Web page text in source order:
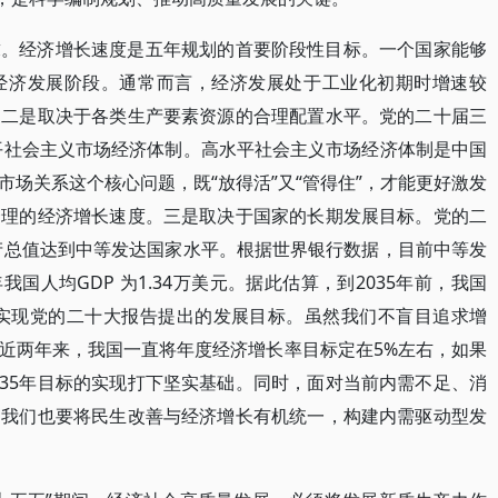
经济增长速度是五年规划的首要阶段性目标。一个国家能够
发展阶段。通常而言，经济发展处于工业化初期时增速较
是取决于各类生产要素资源的合理配置水平。党的二十届三
会主义市场经济体制。高水平社会主义市场经济体制是中国
关系这个核心问题，既“放得活”又“管得住”，才能更好激发
的经济增长速度。三是取决于国家的长期发展目标。党的二
值达到中等发达国家水平。根据世界银行数据，目前中等发
国人均GDP 为1.34万美元。据此估算，到2035年前，我国
现党的二十大报告提出的发展目标。虽然我们不盲目追求增
两年来，我国一直将年度经济增长率目标定在5%左右，如果
年目标的实现打下坚实基础。同时，面对当前内需不足、消
们也要将民生改善与经济增长有机统一，构建内需驱动型发